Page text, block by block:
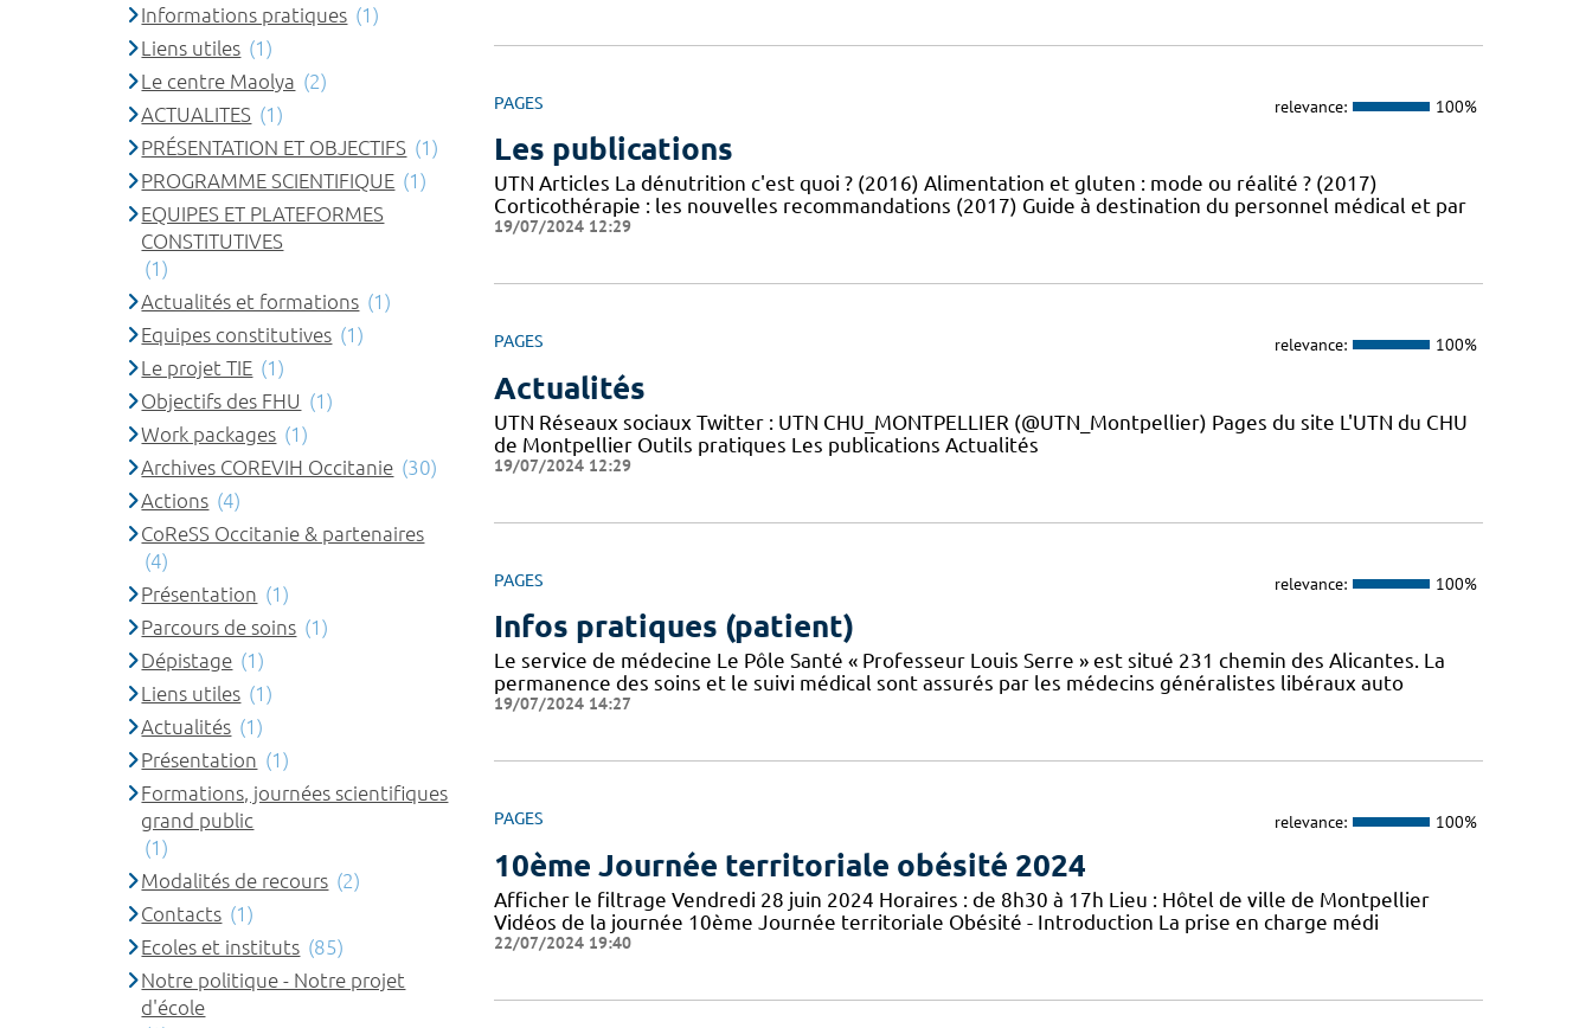
PAGES relevance: 100%
Les publications
UTN Articles La dénutrition c'est quoi ? (2016) Alimentation et gluten : mode ou réalité ? (2017)
Corticothérapie : les nouvelles recommandations (2017) Guide à destination du personnel médical et par
19/07/2024 12:29
PAGES relevance: 100%
Actualités
UTN Réseaux sociaux Twitter : UTN CHU_MONTPELLIER (@UTN_Montpellier) Pages du site L'UTN du CHU
de Montpellier Outils pratiques Les publications Actualités
19/07/2024 12:29
PAGES relevance: 100%
Infos pratiques (patient)
Le service de médecine Le Pôle Santé « Professeur Louis Serre » est situé 231 chemin des Alicantes. La
permanence des soins et le suivi médical sont assurés par les médecins généralistes libéraux auto
19/07/2024 14:27
PAGES relevance: 100%
10ème Journée territoriale obésité 2024
Afficher le filtrage Vendredi 28 juin 2024 Horaires : de 8h30 à 17h Lieu : Hôtel de ville de Montpellier
Vidéos de la journée 10ème Journée territoriale Obésité - Introduction La prise en charge médi
22/07/2024 19:40
Informations pratiques (1)
Liens utiles (1)
Le centre Maolya (2)
ACTUALITES (1)
PRÉSENTATION ET OBJECTIFS (1)
PROGRAMME SCIENTIFIQUE (1)
EQUIPES ET PLATEFORMES
CONSTITUTIVES
(1)
Actualités et formations (1)
Equipes constitutives (1)
Le projet TIE (1)
Objectifs des FHU (1)
Work packages (1)
Archives COREVIH Occitanie (30)
Actions (4)
CoReSS Occitanie & partenaires
(4)
Présentation (1)
Parcours de soins (1)
Dépistage (1)
Liens utiles (1)
Actualités (1)
Présentation (1)
Formations, journées scientifiques
grand public
(1)
Modalités de recours (2)
Contacts (1)
Ecoles et instituts (85)
Notre politique - Notre projet
d'école